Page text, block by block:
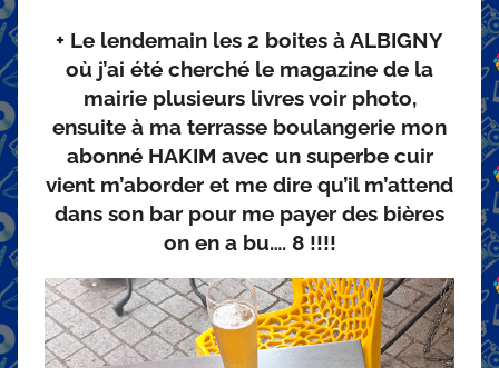
+ Le lendemain les 2 boites à ALBIGNY
où j’ai été cherché le magazine de la
mairie plusieurs livres voir photo,
ensuite à ma terrasse boulangerie mon
abonné HAKIM avec un superbe cuir
vient m’aborder et me dire qu’il m’attend
dans son bar pour me payer des bières
on en a bu…. 8 !!!!